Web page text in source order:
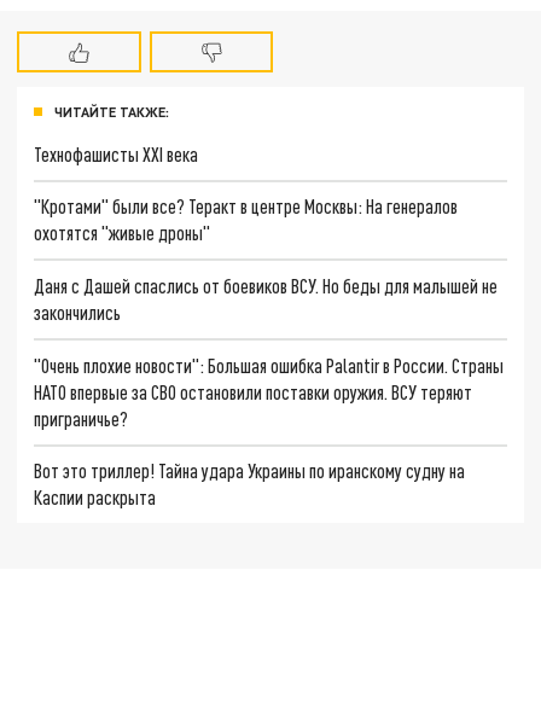
ЧИТАЙТЕ ТАКЖЕ:
Технофашисты XXI века
"Кротами" были все? Теракт в центре Москвы: На генералов
охотятся "живые дроны"
Даня с Дашей спаслись от боевиков ВСУ. Но беды для малышей не
закончились
"Очень плохие новости": Большая ошибка Palantir в России. Страны
НАТО впервые за СВО остановили поставки оружия. ВСУ теряют
приграничье?
Вот это триллер! Тайна удара Украины по иранскому судну на
Каспии раскрыта